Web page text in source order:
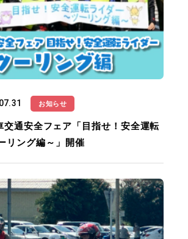
お知らせ
交通安全フェア「目指せ！安全運転
リング編～」開催